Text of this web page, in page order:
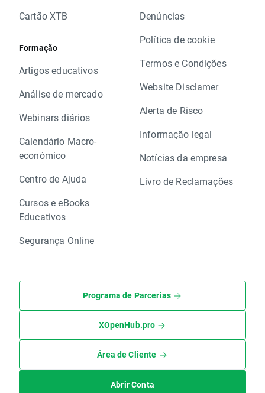
Cartão XTB
Formação
Artigos educativos
Análise de mercado
Webinars diários
Calendário Macro-
económico
Centro de Ajuda
Cursos e eBooks
Educativos
Segurança Online
Denúncias
Política de cookie
Termos e Condições
Website Disclamer
Alerta de Risco
Informação legal
Notícias da empresa
Livro de Reclamações
Programa de Parcerias
XOpenHub.pro
Área de Cliente
Abrir Conta